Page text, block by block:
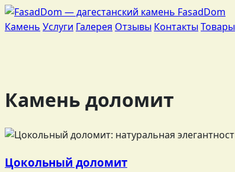
FasadDom
Камень Услуги Галерея Отзывы Контакты Товары
Камень доломит
Цокольный доломит